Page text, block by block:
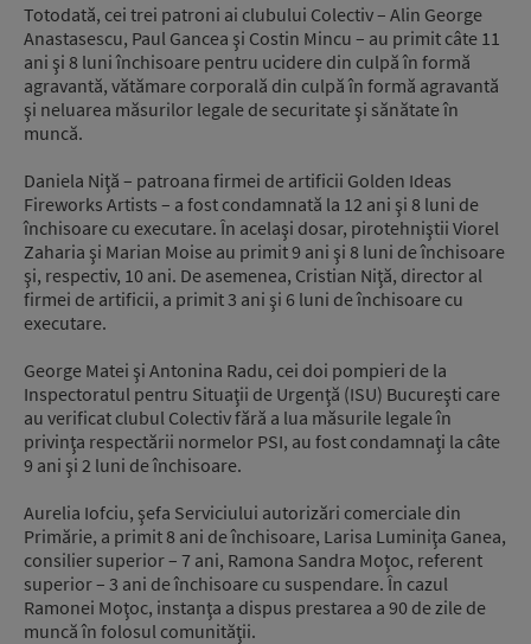
Totodată, cei trei patroni ai clubului Colectiv – Alin George
Anastasescu, Paul Gancea şi Costin Mincu – au primit câte 11
ani şi 8 luni închisoare pentru ucidere din culpă în formă
agravantă, vătămare corporală din culpă în formă agravantă
şi neluarea măsurilor legale de securitate şi sănătate în
muncă.
Daniela Niţă – patroana firmei de artificii Golden Ideas
Fireworks Artists – a fost condamnată la 12 ani şi 8 luni de
închisoare cu executare. În acelaşi dosar, pirotehniştii Viorel
Zaharia şi Marian Moise au primit 9 ani şi 8 luni de închisoare
şi, respectiv, 10 ani. De asemenea, Cristian Niţă, director al
firmei de artificii, a primit 3 ani şi 6 luni de închisoare cu
executare.
George Matei şi Antonina Radu, cei doi pompieri de la
Inspectoratul pentru Situaţii de Urgenţă (ISU) Bucureşti care
au verificat clubul Colectiv fără a lua măsurile legale în
privinţa respectării normelor PSI, au fost condamnaţi la câte
9 ani şi 2 luni de închisoare.
Aurelia Iofciu, şefa Serviciului autorizări comerciale din
Primărie, a primit 8 ani de închisoare, Larisa Luminiţa Ganea,
consilier superior – 7 ani, Ramona Sandra Moţoc, referent
superior – 3 ani de închisoare cu suspendare. În cazul
Ramonei Moţoc, instanţa a dispus prestarea a 90 de zile de
muncă în folosul comunităţii.